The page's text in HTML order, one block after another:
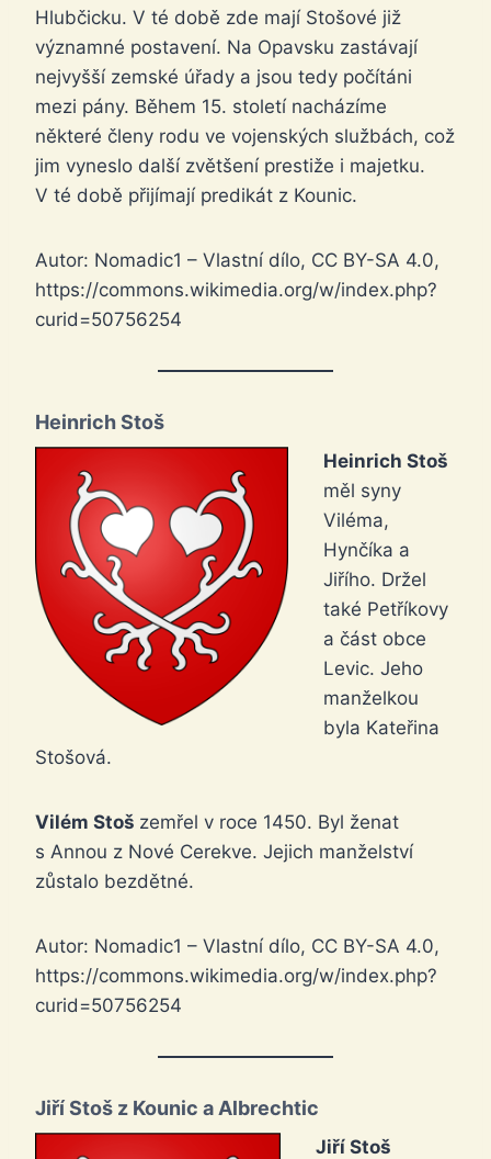
Hlubčicku. V té době zde mají Stošové již
významné postavení. Na Opavsku zastávají
nejvyšší zemské úřady a jsou tedy počítáni
mezi pány. Během 15. století nacházíme
některé členy rodu ve vojenských službách, což
jim vyneslo další zvětšení prestiže i majetku.
V té době přijímají predikát z Kounic.
Autor: Nomadic1 – Vlastní dílo, CC BY-SA 4.0,
https://commons.wikimedia.org/w/index.php?
curid=50756254
Heinrich Stoš
Heinrich Stoš
měl syny
Viléma,
Hynčíka a
Jiřího. Držel
také Petříkovy
a část obce
Levic. Jeho
manželkou
byla Kateřina
Stošová.
Vilém Stoš zemřel v roce 1450. Byl ženat
s Annou z Nové Cerekve. Jejich manželství
zůstalo bezdětné.
Autor: Nomadic1 – Vlastní dílo, CC BY-SA 4.0,
https://commons.wikimedia.org/w/index.php?
curid=50756254
Jiří Stoš z Kounic a Albrechtic
Jiří Stoš